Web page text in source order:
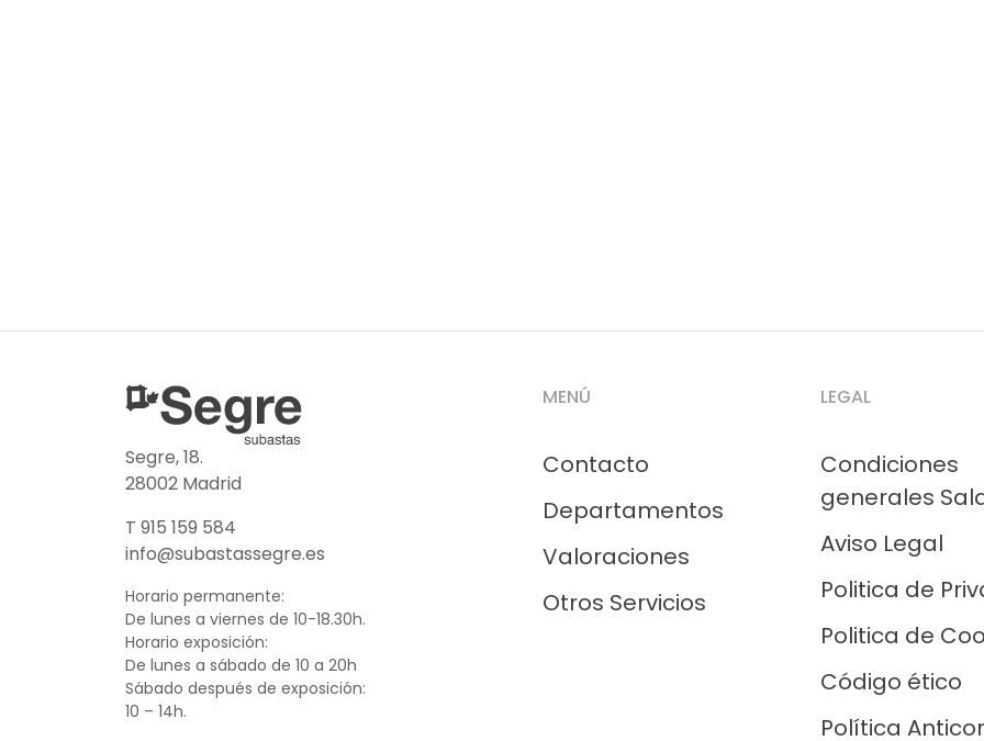
Segre, 18.
28002 Madrid
T 915 159 584
info@subastassegre.es
Horario permanente:
De lunes a viernes de 10-18.30h.
Horario exposición:
De lunes a sábado de 10 a 20h
Sábado después de exposición:
10 – 14h.
MENÚ
Contacto
Departamentos
Valoraciones
Otros Servicios
LEGAL
Condiciones
generales
Aviso Legal
Politica de
Politica de
Código ético
Política